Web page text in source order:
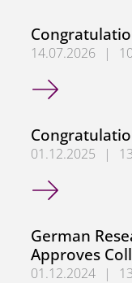
14.07.2026 |
Congratulations,
01.12.2025 |
Congratulations,
German
Approves
01.12.2024 |